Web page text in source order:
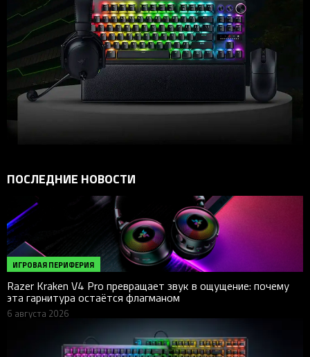
ПОСЛЕДНИЕ НОВОСТИ
ИГРОВАЯ ПЕРИФЕРИЯ
Razer Kraken V4 Pro превращает звук в ощущение: почему
эта гарнитура остаётся флагманом
6 августа 2026